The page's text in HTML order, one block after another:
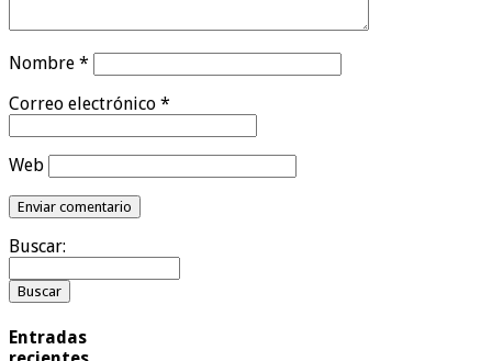
Nombre *
Correo electrónico *
Web
Buscar:
Entradas